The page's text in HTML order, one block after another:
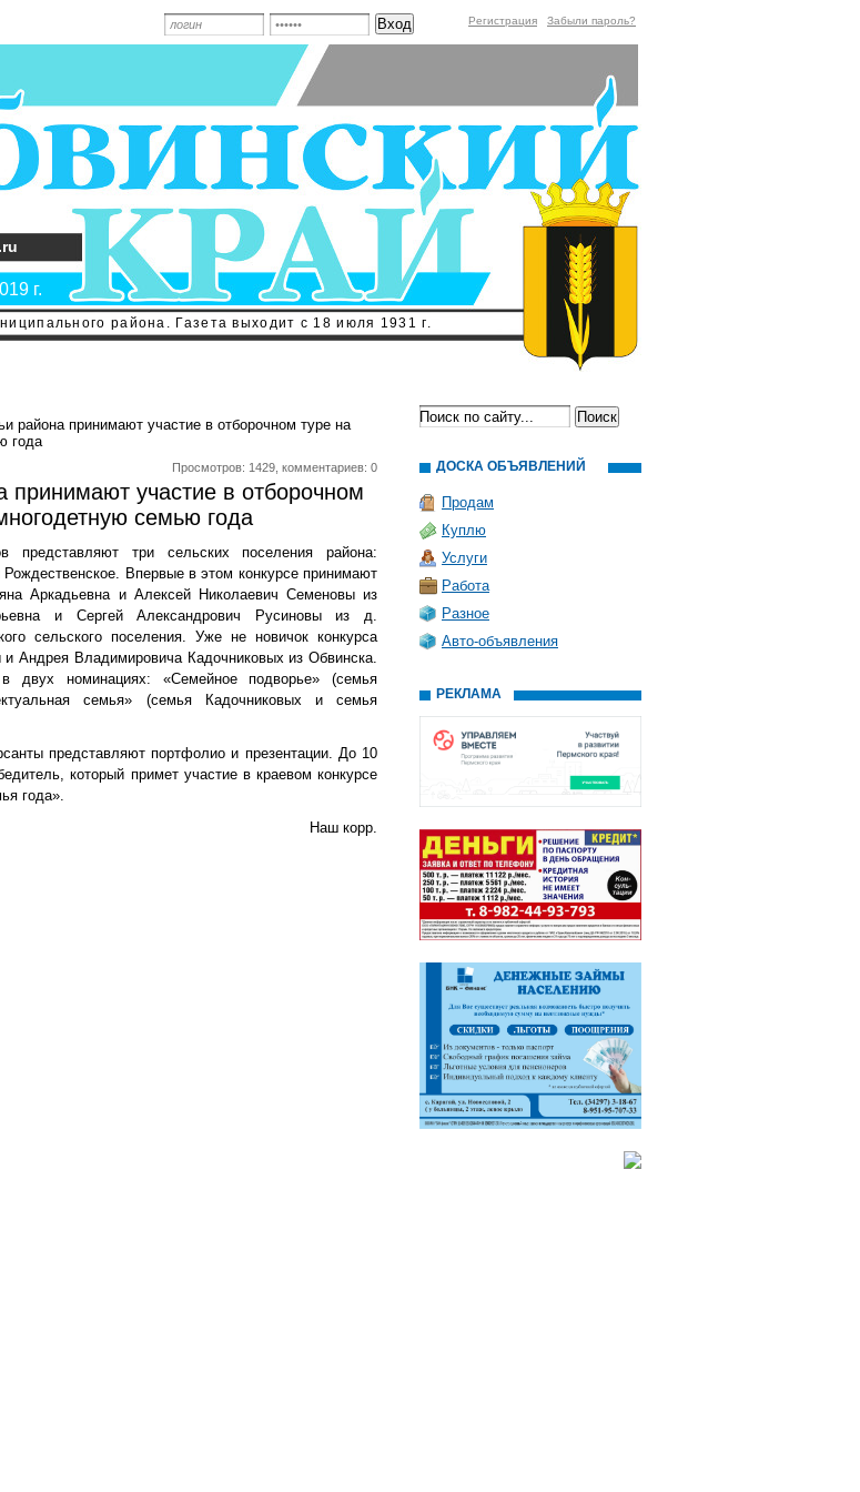
Регистрация Забыли пароль?
района. Газета выходит с 18 июля 1931 г.
г.
района принимают участие в отборочном туре на
года
Просмотров: 1429, комментариев: 0
принимают участие в отборочном
семью года
представляют три сельских поселения района:
Рождественское. Впервые в этом конкурсе принимают
Аркадьевна и Алексей Николаевич Семеновы из
и Сергей Александрович Русиновы из д.
сельского поселения. Уже не новичок конкурса
Андрея Владимировича Кадочниковых из Обвинска.
в двух номинациях: «Семейное подворье» (семья
семья» (семья Кадочниковых и семья
представляют портфолио и презентации. До 10
который примет участие в краевом конкурсе
года».
Наш корр.
ДОСКА ОБЪЯВЛЕНИЙ
Продам
Куплю
Услуги
Работа
Разное
Авто-объявления
РЕКЛАМА